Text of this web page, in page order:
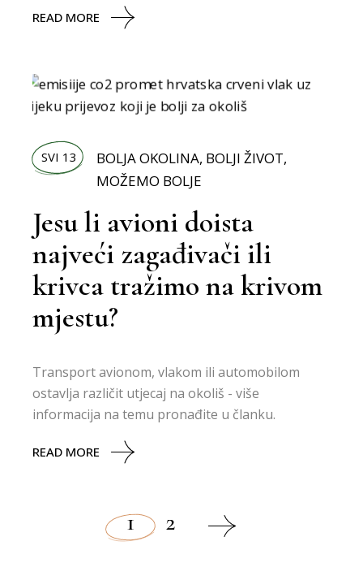
READ MORE
SVI 13 BOLJA OKOLINA, BOLJI ŽIVOT,
MOŽEMO BOLJE
Jesu li avioni doista
najveći zagađivači ili
krivca tražimo na krivom
mjestu?
Transport avionom, vlakom ili automobilom
ostavlja različit utjecaj na okoliš - više
informacija na temu pronađite u članku.
READ MORE
Brojevi
1 2